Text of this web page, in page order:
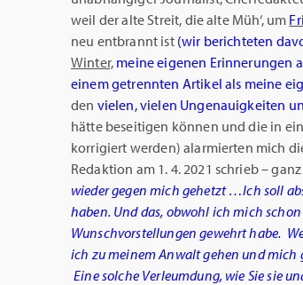
weil der alte Streit, die alte Müh‘, um
neu entbrannt ist (wir berichteten
Winter, meine eigenen Erinnerungen
einem getrennten Artikel als meine
den vielen, vielen Ungenauigkeiten
hätte beseitigen können und die in
korrigiert werden) alarmierten mich
Redaktion am 1. 4. 2021 schrieb –
wieder gegen mich gehetzt …Ich soll
haben. Und das, obwohl ich mich
Wunschvorstellungen gewehrt habe.
ich zu meinem Anwalt gehen und mich
Eine solche Verleumdung, wie Sie sie